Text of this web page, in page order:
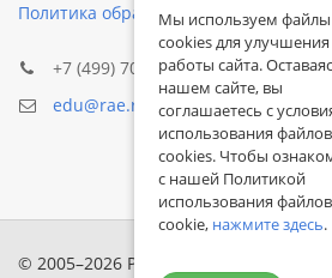
Политика обработки персональных
+7 (499) 705-72-30
edu@rae.ru
© 2005–2026 Российская академия
Мы используем файлы
cookies для улучшения
работы сайта.
нашем сайте, вы
соглашаетесь с
использования файлов
cookies. Чтобы
с нашей Политикой
использования файлов
cookie, нажмите здесь.